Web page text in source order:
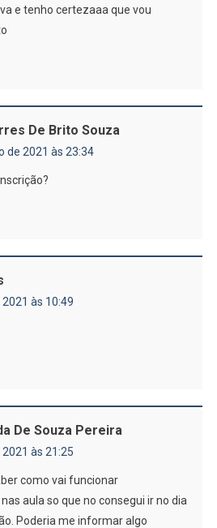
e tenho certezaaa que vou
De Brito Souza
de 2021 às 23:34
às 10:49
De Souza Pereira
às 21:25
como vai funcionar
aula so que no consegui ir no dia
Poderia me informar algo